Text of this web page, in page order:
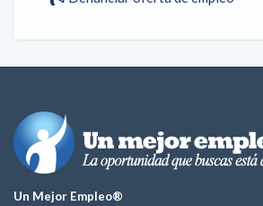
Un Mejor Empleo®